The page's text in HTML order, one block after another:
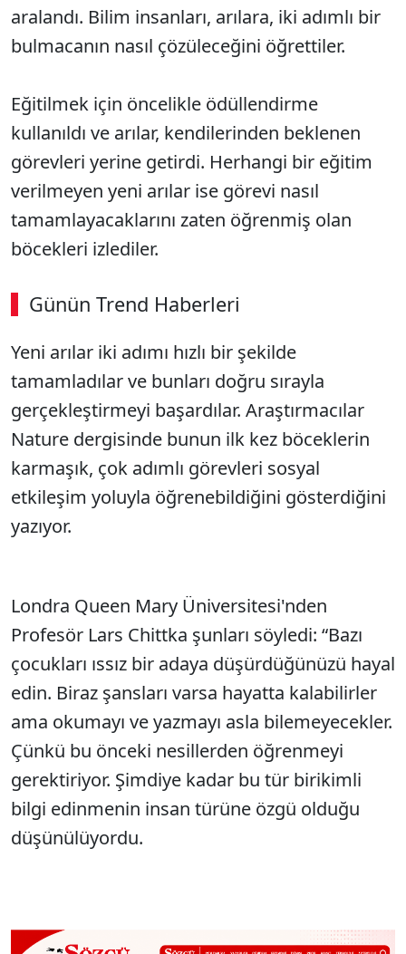
aralandı. Bilim insanları, arılara, iki adımlı bir
bulmacanın nasıl çözüleceğini öğrettiler.
Eğitilmek için öncelikle ödüllendirme
kullanıldı ve arılar, kendilerinden beklenen
görevleri yerine getirdi. Herhangi bir eğitim
verilmeyen yeni arılar ise görevi nasıl
tamamlayacaklarını zaten öğrenmiş olan
böcekleri izlediler.
Günün Trend Haberleri
00:02 / 08:06
Yeni arılar iki adımı hızlı bir şekilde
tamamladılar ve bunları doğru sırayla
gerçekleştirmeyi başardılar. Araştırmacılar
Nature dergisinde bunun ilk kez böceklerin
karmaşık, çok adımlı görevleri sosyal
etkileşim yoluyla öğrenebildiğini gösterdiğini
yazıyor.
Londra Queen Mary Üniversitesi'nden
Profesör Lars Chittka şunları söyledi: “Bazı
çocukları ıssız bir adaya düşürdüğünüzü hayal
edin. Biraz şansları varsa hayatta kalabilirler
ama okumayı ve yazmayı asla bilemeyecekler.
Çünkü bu önceki nesillerden öğrenmeyi
gerektiriyor. Şimdiye kadar bu tür birikimli
bilgi edinmenin insan türüne özgü olduğu
düşünülüyordu.